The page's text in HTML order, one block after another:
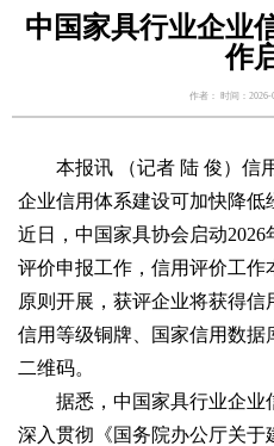
中国家具行业企业
作
作者： 时间：2026-
本报讯 （记者 陆 俊）信
企业信用体系建设可加快降低
近日，中国家具协会启动
评价申报工作，信用评价工
原则开展，获评企业将获得信
信用等级铜牌、国家信用数据
二维码。
据悉，中国家具行业企业
深入贯彻《国务院办公厅关